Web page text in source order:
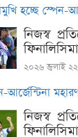
হচ্ছে স্পেন-
নিজস্ব
২০২৬ জুলাই
আর্জেন্টিনা
নিজস্ব